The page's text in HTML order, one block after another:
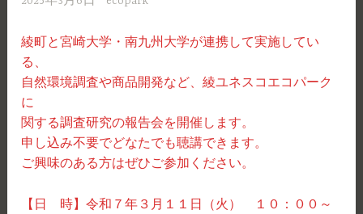
綾町と宮崎大学・南九州大学が連携して実施してい
る、
自然環境調査や商品開発など、綾ユネスコエコパーク
に
関する調査研究の報告会を開催します。
申し込み不要でどなたでも聴講できます。
ご興味のある方はぜひご参加ください。
【日 時】令和７年３月１１日（火） １０：００～